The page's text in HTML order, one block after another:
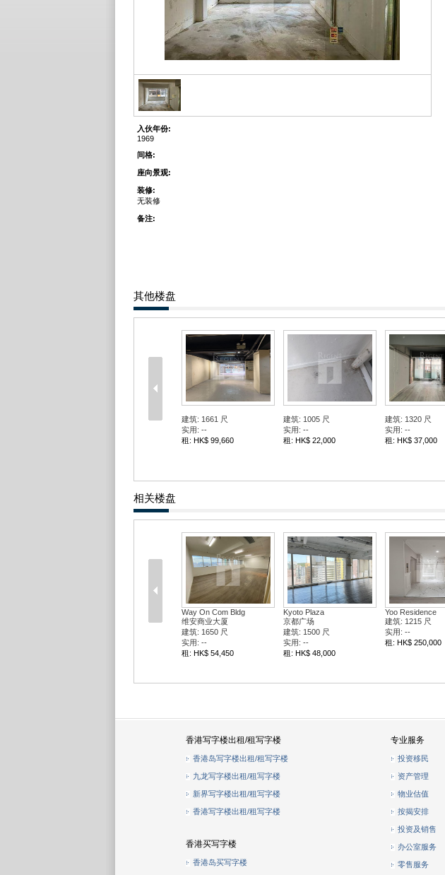
入伙年份:
1969
间格:
座向景观:
装修:
无装修
备注:
其他楼盘
万辉工业中心
建筑: 797 尺
实用: --
建筑: 981 尺
实用: --
租: HK$ 75,000
建筑: 1100 尺
实用: --
租: HK$ 98,000
相关楼盘
Yee Wo St 68
怡和街68号
建筑: 1195 尺
实用: --
租: HK$ 37,045
Yee Wo St 68
怡和街68号
建筑: 6009 尺
实用: --
租: HK$ 186,279
Times Square
时代广场
建筑: 2983 尺
实用: --
香港写字楼出租/租写字楼
香港岛写字楼出租/租写字楼
九龙写字楼出租/租写字楼
新界写字楼出租/租写字楼
香港写字楼出租/租写字楼
香港买写字楼
香港岛买写字楼
专业服务
投资移民
资产管理
物业估值
按揭安排
投资及销售
办公室服务
零售服务